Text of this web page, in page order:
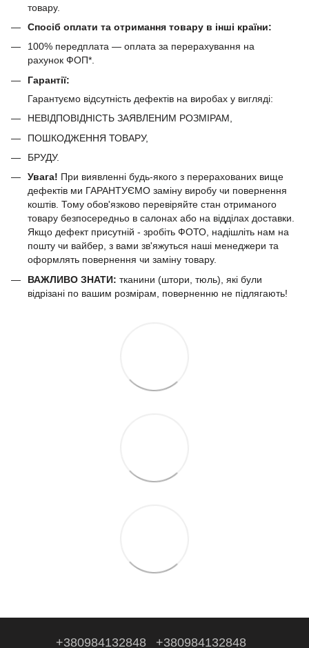
товару.
Спосіб оплати та отримання товару в інші країни:
100% передплата — оплата за перерахування на
рахунок ФОП*.
Гарантії:
Гарантуємо відсутність дефектів на виробах у вигляді:
НЕВІДПОВІДНІСТЬ ЗАЯВЛЕНИМ РОЗМІРАМ,
ПОШКОДЖЕННЯ ТОВАРУ,
БРУДУ.
Увага! При виявленні будь-якого з перерахованих вище
дефектів ми ГАРАНТУЄМО заміну виробу чи повернення
коштів. Тому обов'язково перевіряйте стан отриманого
товару безпосередньо в салонах або на відділах доставки.
Якщо дефект присутній - зробіть ФОТО, надішліть нам на
пошту чи вайбер, з вами зв'яжуться наші менеджери та
оформлять повернення чи заміну товару.
ВАЖЛИВО ЗНАТИ: тканини (штори, тюль), які були
відрізані по вашим розмірам, поверненню не підлягають!
+380984132848 +380984132848